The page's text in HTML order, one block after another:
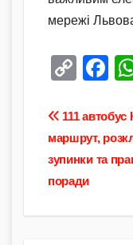
мережі
C
p
y
Li
n
k
F
c
e
b
o
111 автобус
маршрут,
зупинки та
поради